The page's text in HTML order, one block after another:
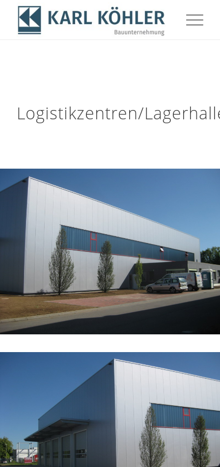
Logistikzentren/